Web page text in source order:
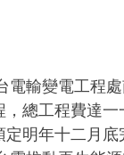
總工程費達
明年十二月底